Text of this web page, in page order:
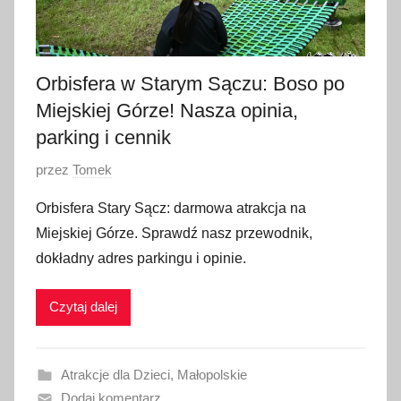
Orbisfera w Starym Sączu: Boso po
Miejskiej Górze! Nasza opinia,
parking i cennik
O
u
b
l
i
a
przez Tomek
Orbisfera Stary Sącz: darmowa atrakcja na
Miejskiej Górze. Sprawdź nasz przewodnik,
dokładny adres parkingu i opinie.
Czytaj dalej
Atrakcje dla Dzieci, Małopolskie
Dodaj komentarz